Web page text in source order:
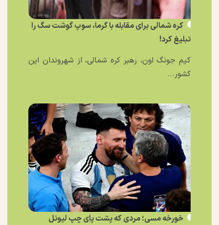
کره شمالی برای مقابله با گرما، سوپ گوشت سگ را
تبلیغ کرد!
کیم جونگ اون، رهبر کره شمالی، از شهروندان این
کشور...
خورخه مسی؛ مردی که پشت پای چپ لیونل